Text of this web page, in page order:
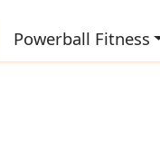
Powerball Fitness